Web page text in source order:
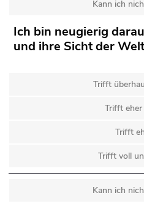
Kann ich
Ich bin neugierig
und ihre Sicht der
Trifft
Trifft
Trifft
Trifft voll
Kann ich